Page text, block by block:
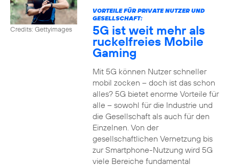
Credits: Gettyimages
VORTEILE FÜR PRIVATE NUTZER UND
GESELLSCHAFT:
5G ist weit mehr als
ruckelfreies Mobile
Gaming
Mit 5G können Nutzer schneller
mobil zocken – doch ist das schon
alles? 5G bietet enorme Vorteile für
alle – sowohl für die Industrie und
die Gesellschaft als auch für den
Einzelnen. Von der
gesellschaftlichen Vernetzung bis
zur Smartphone-Nutzung wird 5G
viele Bereiche fundamental